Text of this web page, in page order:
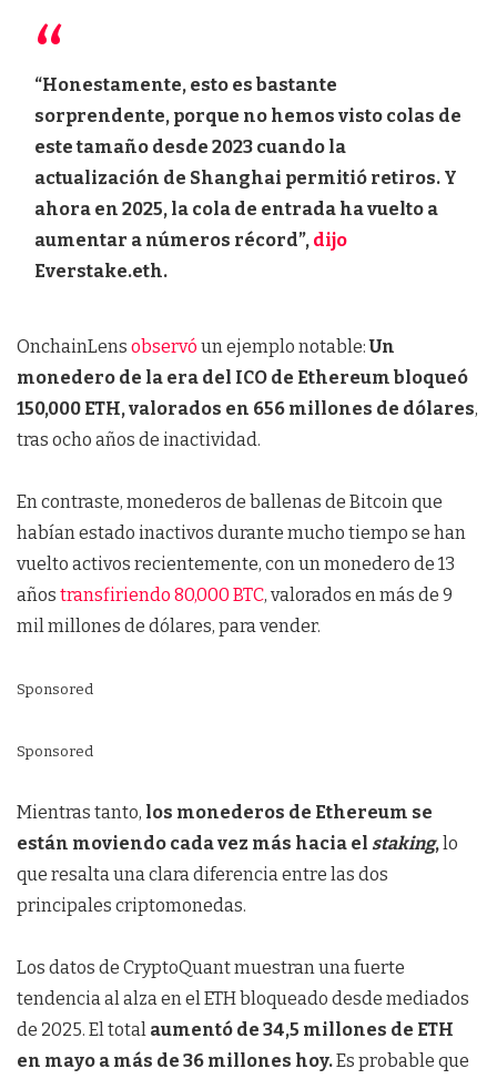
“Honestamente, esto es bastante
sorprendente, porque no hemos visto colas de
este tamaño desde 2023 cuando la
actualización de Shanghai permitió retiros. Y
ahora en 2025, la cola de entrada ha vuelto a
aumentar a números récord”, dijo
Everstake.eth.
OnchainLens observó un ejemplo notable:Un
monedero de la era del ICO de Ethereum bloqueó
150,000 ETH, valorados en 656 millones de dólares,
tras ocho años de inactividad.
En contraste, monederos de ballenas de Bitcoin que
habían estado inactivos durante mucho tiempo se han
vuelto activos recientemente, con un monedero de 13
años transfiriendo 80,000 BTC, valorados en más de 9
mil millones de dólares, para vender.
Sponsored
Sponsored
Mientras tanto, los monederos de Ethereum se
están moviendo cada vez más hacia el staking, lo
que resalta una clara diferencia entre las dos
principales criptomonedas.
Los datos de CryptoQuant muestran una fuerte
tendencia al alza en el ETH bloqueado desde mediados
de 2025. El total aumentó de 34,5 millones de ETH
en mayo a más de 36 millones hoy.Es probable que